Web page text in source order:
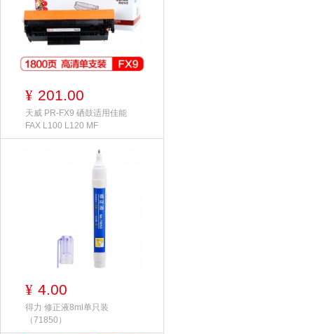
¥ 201.00
天威 PR-FX9 硒鼓适用佳能
FAX L100 L120 MF
¥ 4.00
得力 修正液8ml单只装
（71850）